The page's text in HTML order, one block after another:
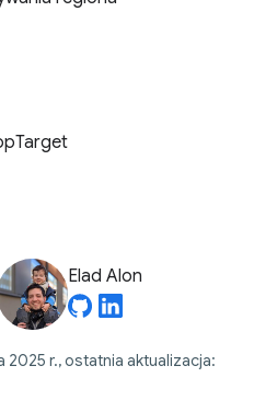
Elad Alon
r., ostatnia aktualizacja: